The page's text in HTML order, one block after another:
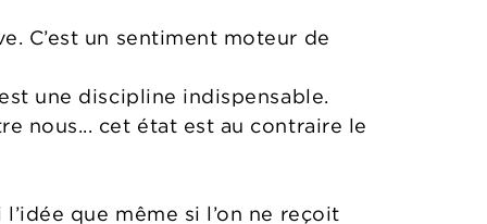
C’est un sentiment moteur de
une discipline indispensable.
nous... cet état est au contraire le
que même si l’on ne reçoit